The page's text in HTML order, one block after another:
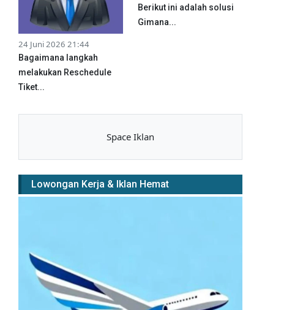
24 Juni 2026 21:44
Bagaimana langkah
melakukan Reschedule
Tiket...
Berikut ini adalah solusi
Gimana...
Space Iklan
Lowongan Kerja & Iklan Hemat